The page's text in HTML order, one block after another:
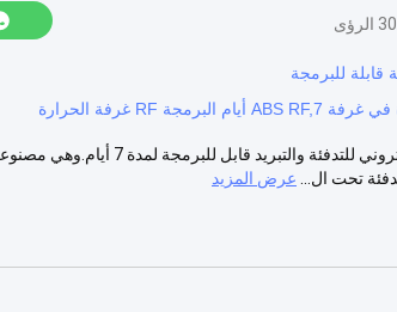
قابلة للبرمجة
عرض المزيد